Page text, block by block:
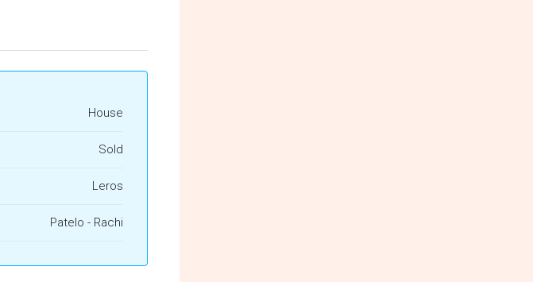
House
Sold
Leros
Patelo - Rachi